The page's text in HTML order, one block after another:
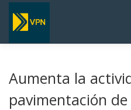
Saltar
contenido
TERMINOS DE REFERENCIA
Aumenta la
pavimentación